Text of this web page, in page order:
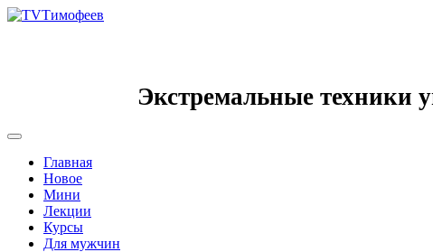
Экстремальные
Главная
Новое
Мини
Лекции
Курсы
Для мужчин